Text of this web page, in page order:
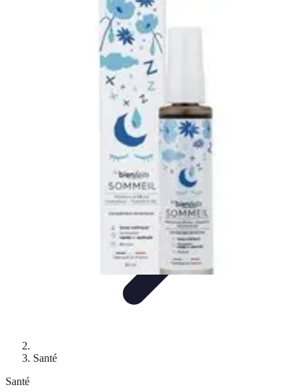
Alimentation saine
Santé
Santé